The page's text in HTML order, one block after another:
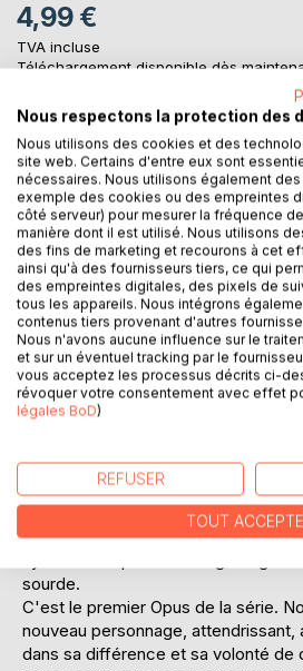
4,99 €
TVA incluse
Téléchargement disponible dès
AJOUTER AU
Ajouter à ma liste d'envies
Laisser un avis
DESCRIPTION
Mark FARAYET crée le personnage
vous narrer les aventures de Tong
mélange de Tintin, Spirou, un petit
et un zeste de Gaston Lagaffe est
sourde.
C'est le premier Opus de la série.
nouveau personnage, attendrissant,
dans sa différence et sa volonté de
Nous respectons la protection des
Nous utilisons des cookies et des
site web. Certains d'entre eux sont
nécessaires. Nous utilisons également
exemple des cookies ou des empreintes
côté serveur) pour mesurer la fréquence
manière dont il est utilisé. Nous utilisons
des fins de marketing et recourons à cet
ainsi qu'à des fournisseurs tiers, ce qui
des empreintes digitales, des pixels de
tous les appareils. Nous intégrons
contenus tiers provenant d'autres
Nous n'avons aucune influence sur le
et sur un éventuel tracking par le
vous acceptez les processus décrits ci-
révoquer votre consentement avec effet
légales BoD)
REFUSER
TOUT